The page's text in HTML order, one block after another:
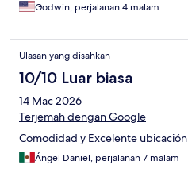
Godwin, perjalanan 4 malam
Ulasan yang disahkan
10/10 Luar biasa
14 Mac 2026
Terjemah dengan Google
Comodidad y Excelente ubicación
Ángel Daniel, perjalanan 7 malam